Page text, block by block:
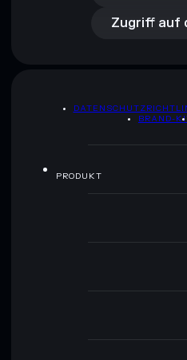
Zugriff auf
BRAND-
PRODUKT